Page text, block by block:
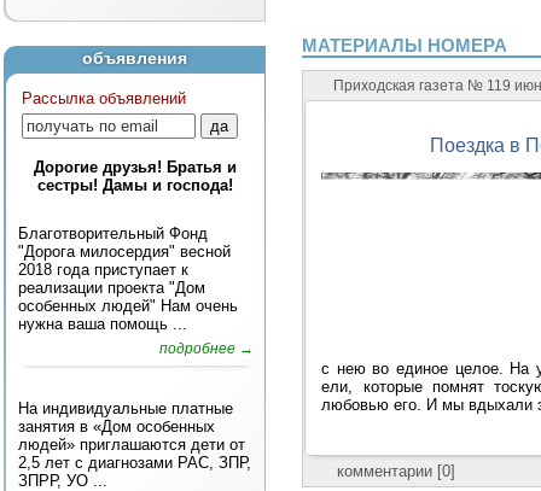
объявления
Рассылка объявлений
Дорогие друзья! Братья и
сестры! Дамы и господа!
Благотворительный Фонд
"Дорога милосердия" весной
2018 года приступает к
реализации проекта "Дом
особенных людей" Нам очень
нужна ваша помощь ...
подробнее →
На индивидуальные платные
занятия в «Дом особенных
людей» приглашаются дети от
2,5 лет с диагнозами РАС, ЗПР,
ЗПРР, УО ...
МАТЕРИАЛЫ НОМЕРА
Приходская газета № 119
Поездка в
с нею во единое целое. На
ели, которые помнят
любовью его. И мы вдыхали
комментарии [0]